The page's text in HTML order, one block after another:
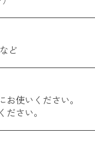
ど
使いください。
さい。